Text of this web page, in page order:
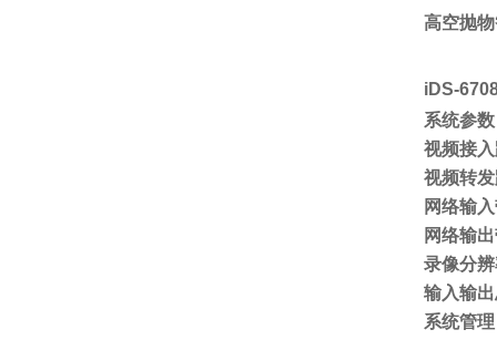
高空抛
iDS-
系统参数
视频接
视频转
网络输
网络输
录像分
输入输
系统管理